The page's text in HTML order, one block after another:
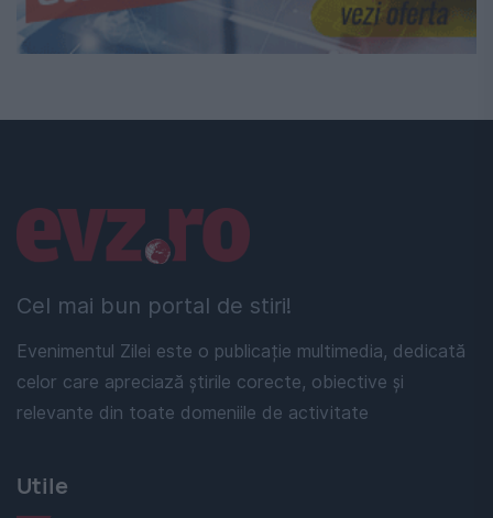
Cel mai bun portal de stiri!
Evenimentul Zilei este o publicație multimedia, dedicată
celor care apreciază știrile corecte, obiective și
relevante din toate domeniile de activitate
Linkuri utile
Utile